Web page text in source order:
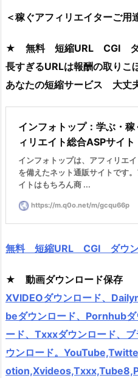
＜稼ぐアフィリエイターご用
★ 無料 短縮URL CGI ダウ
長すぎるURLは報酬の取りこ
あなたの短縮サービス 大丈
インフォトップ：学ぶ・稼
ィリエイト総合ASPサイト
インフォトップは、アフィリエ
を備えたネット通販サイトです
イトはもちろん商 ...
https://m.q0o.net/m/gcqu66p
無料 短縮URL CGI ダウン
★ 動画ダウンロード保存
XVIDEOダウンロード、
beダウンロード、Pornhub
ード、Txxxダウンロード、
ウンロード。